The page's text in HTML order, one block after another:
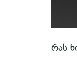
რას